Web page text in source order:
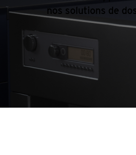
nos solutions de